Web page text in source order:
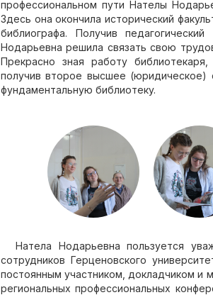
профессиональном пути Нателы
Здесь она окончила исторический
библиографа. Получив
Нодарьевна решила связать свою
Прекрасно зная работу
получив второе высшее (юридическое)
фундаментальную библиотеку.
Натела Нодарьевна пользуется
сотрудников Герценовского
постоянным участником, докладчиком
региональных профессиональных